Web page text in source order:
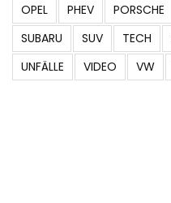
OPEL
PHEV PORSCHE
SUBARU
SUV TECH
UNFÄLLE
VIDEO VW